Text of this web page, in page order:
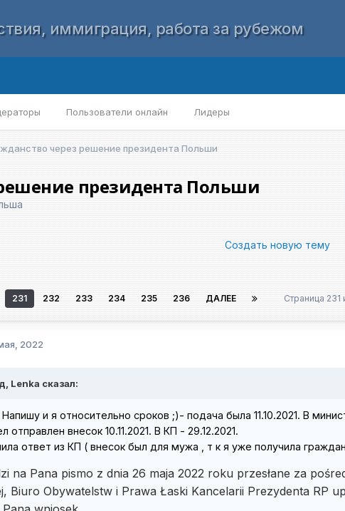
иммиграция, работа за рубежом
Пользователи онлайн Лидеры
через решение президента Польши
президента Польши
Создать новую тему
231 232 233 234 235 236 ДАЛЕЕ Страница 231
2022
Lenka сказал:
и я относительно сроков ;)- подача была 11.10.2021. В
отправлен внесок 10.11.2021. В КП - 29.12.2021.
ответ из КП ( внесок был для мужа , т к я уже получила
na Pana pismo z dnia 26 maja 2022 roku przesłane za
Biuro Obywatelstw i Prawa Łaski Kancelarii Prezydenta RP